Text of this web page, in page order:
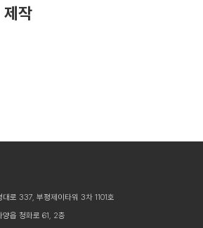
제작
로 337, 부평제이타워 3차 1101호
양읍 청화로 61, 2층